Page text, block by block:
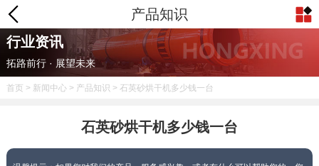
产品知识
行业资讯
拓路前行 · 展望未来
首页 > 新闻中心> 产品知识 > 石英砂烘干机多少钱一台
石英砂烘干机多少钱一台